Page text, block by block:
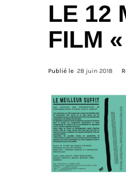
LE 12
FILM
Publié le 28 juin 2018